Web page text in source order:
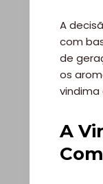
A
com
de
os
vindima
A